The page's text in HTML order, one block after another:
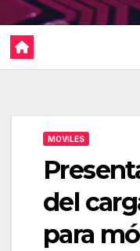
MOVILES
del
para